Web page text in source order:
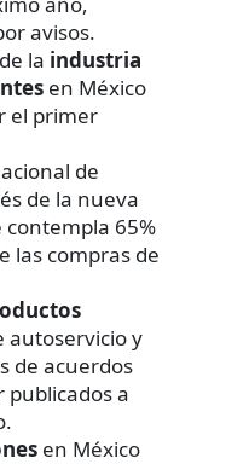
avisos.
la industria
en México
el primer
de
de la nueva
contempla 65%
las compras de
autoservicio y
de acuerdos
a
en México